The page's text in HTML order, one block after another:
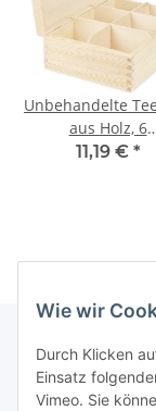
Wie wir
Durch Klicken
Einsatz
Vimeo. Sie
Unbehandelte
aus Holz, 6
Unterteilungen,
11,19 € *
Informationen